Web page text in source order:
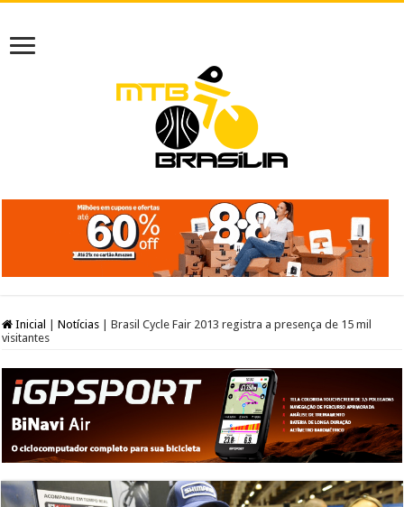
Inicial Notícias
Brasil Cycle Fair 2013 registra a presença de 15 mil
visitantes